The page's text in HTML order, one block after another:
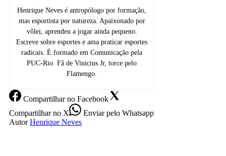
Henrique Neves é antropólogo por formação,
mas esportista por natureza. Apaixonado por
vôlei, aprendeu a jogar ainda pequeno.
Escreve sobre esportes e ama praticar esportes
radicais. É formado em Comunicação pela
PUC-Rio. Fã de Vinicius Jr, torce pelo
Flamengo.
Compartilharno Facebook
Compartilharno X Enviarpelo Whatsapp
Autor Henrique Neves